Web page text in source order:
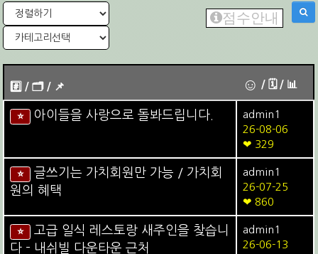
점수안내
#️⃣ / 🗂️️️ / 📌️ ☺ / 🗓︎ / 📊
⭐ 아이들을 사랑으로 돌봐드립니다.
admin1
26-08-06
❤ 329
⭐
글쓰기는 가치회원만 가능 / 가치회
원의 혜택
admin1
26-07-25
❤ 860
⭐
고급 일식 레스토랑 새주인을 찾습니
다 - 내쉬빌 다운타운 근처
admin1
26-06-13